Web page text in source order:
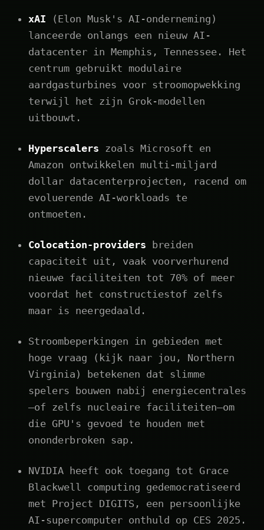
xAI (Elon Musk's AI-onderneming)
lanceerde onlangs een nieuw AI-
datacenter in Memphis, Tennessee. Het
centrum gebruikt modulaire
aardgasturbines voor stroomopwekking
terwijl het zijn Grok-modellen
uitbouwt.
Hyperscalers zoals Microsoft en
Amazon ontwikkelen multi-miljard
dollar datacenterprojecten, racend om
evoluerende AI-workloads te
ontmoeten.
Colocation-providers breiden
capaciteit uit, vaak voorverhurend
nieuwe faciliteiten tot 70% of meer
voordat het constructiestof zelfs
maar is neergedaald.
Stroombeperkingen in gebieden met
hoge vraag (kijk naar jou, Northern
Virginia) betekenen dat slimme
spelers bouwen nabij energiecentrales
—of zelfs nucleaire faciliteiten—om
die GPU's gevoed te houden met
ononderbroken sap.
NVIDIA heeft ook toegang tot Grace
Blackwell computing gedemocratiseerd
met Project DIGITS, een persoonlijke
AI-supercomputer onthuld op CES 2025.